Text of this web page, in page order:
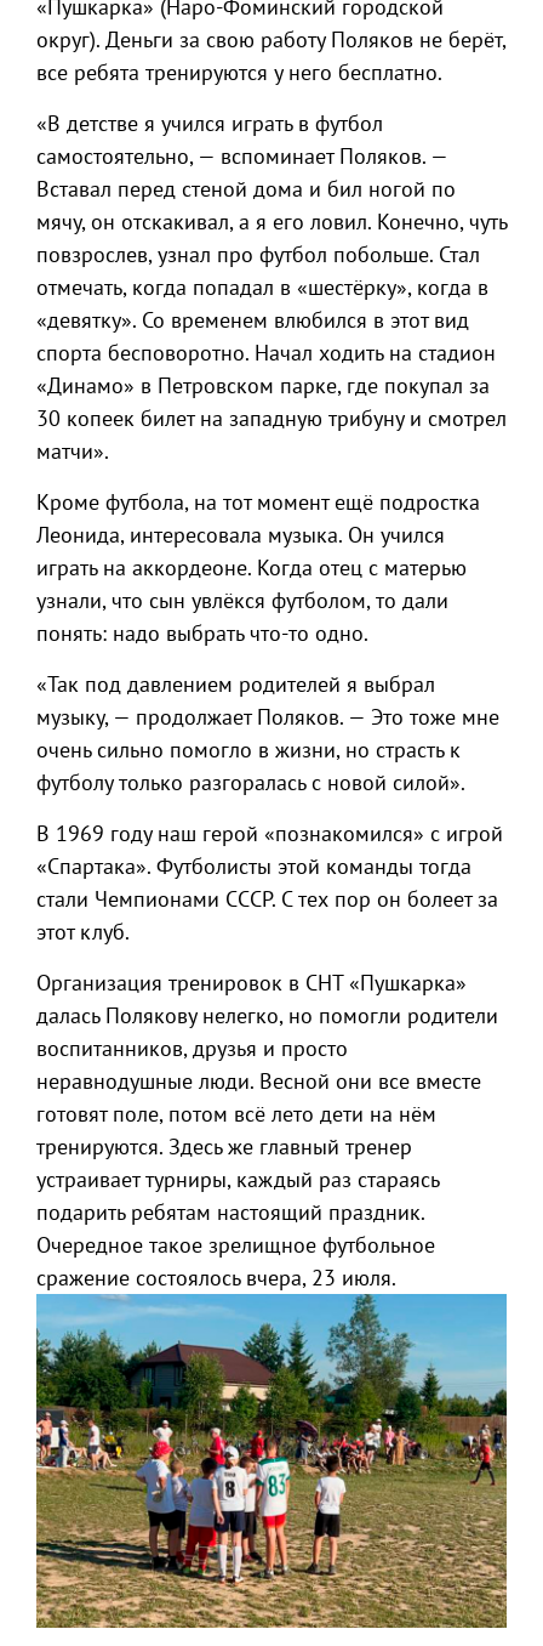
«Пушкарка» (Наро-Фоминский городской
округ). Деньги за свою работу Поляков не берёт,
все ребята тренируются у него бесплатно.
«В детстве я учился играть в футбол
самостоятельно, — вспоминает Поляков. —
Вставал перед стеной дома и бил ногой по
мячу, он отскакивал, а я его ловил. Конечно, чуть
повзрослев, узнал про футбол побольше. Стал
отмечать, когда попадал в «шестёрку», когда в
«девятку». Со временем влюбился в этот вид
спорта бесповоротно. Начал ходить на стадион
«Динамо» в Петровском парке, где покупал за
30 копеек билет на западную трибуну и смотрел
матчи».
Кроме футбола, на тот момент ещё подростка
Леонида, интересовала музыка. Он учился
играть на аккордеоне. Когда отец с матерью
узнали, что сын увлёкся футболом, то дали
понять: надо выбрать что-то одно.
«Так под давлением родителей я выбрал
музыку, — продолжает Поляков. — Это тоже мне
очень сильно помогло в жизни, но страсть к
футболу только разгоралась с новой силой».
В 1969 году наш герой «познакомился» с игрой
«Спартака». Футболисты этой команды тогда
стали Чемпионами СССР. С тех пор он болеет за
этот клуб.
Организация тренировок в СНТ «Пушкарка»
далась Полякову нелегко, но помогли родители
воспитанников, друзья и просто
неравнодушные люди. Весной они все вместе
готовят поле, потом всё лето дети на нём
тренируются. Здесь же главный тренер
устраивает турниры, каждый раз стараясь
подарить ребятам настоящий праздник.
Очередное такое зрелищное футбольное
сражение состоялось вчера, 23 июля.